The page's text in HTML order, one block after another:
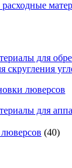
для
скругления
люверсов
для
(40)